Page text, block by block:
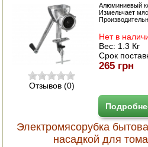
Отзывов (0)
Алюминиевый
Измельчает
Нет в
Вес: 1.3 Кг
Срок
265 грн
Электромясорубка
насадкой для